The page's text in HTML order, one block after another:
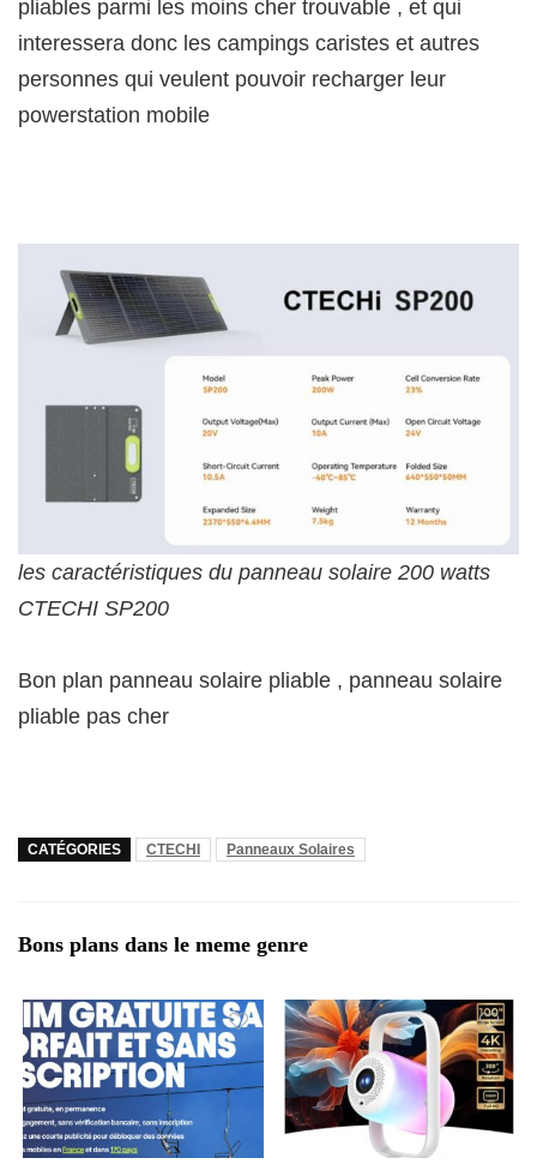
pliables parmi les moins cher trouvable , et qui
interessera donc les campings caristes et autres
personnes qui veulent pouvoir recharger leur
powerstation mobile
les caractéristiques du panneau solaire 200 watts
CTECHI SP200
Bon plan panneau solaire pliable , panneau solaire
pliable pas cher
CATÉGORIES CTECHI Panneaux Solaires
Bons plans dans le meme genre